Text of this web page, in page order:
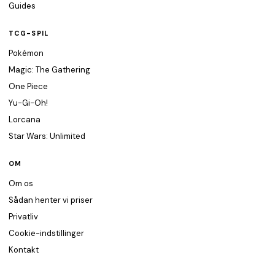
Guides
TCG-SPIL
Pokémon
Magic: The Gathering
One Piece
Yu-Gi-Oh!
Lorcana
Star Wars: Unlimited
OM
Om os
Sådan henter vi priser
Privatliv
Cookie-indstillinger
Kontakt